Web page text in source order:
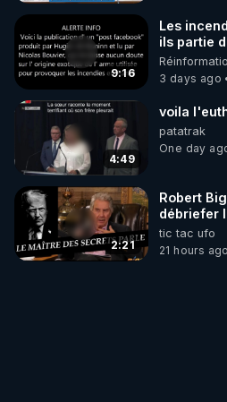
9:16
Les
ils partie
débuté le
?
3 days ago
4:49
voila
patatrak
One day
2:21
Robert
débriefer
génocidaire de
trump
tic tac ufo
21 hours ago